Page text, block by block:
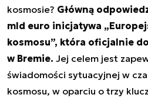
kosmosie? Główną
mld euro inicjatywa
kosmosu”, która oficjalnie
w Bremie. Jej celem jest
świadomości sytuacyjnej w
kosmosu, w oparciu o trzy